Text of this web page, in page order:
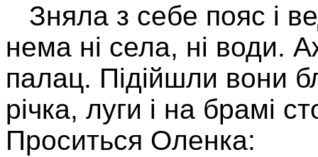
Зняла з себе пояс і
нема ні села, ні води.
па­лац. Підійшли вони
річ­ка, луги і на брамі
Проси­ться Оленка: